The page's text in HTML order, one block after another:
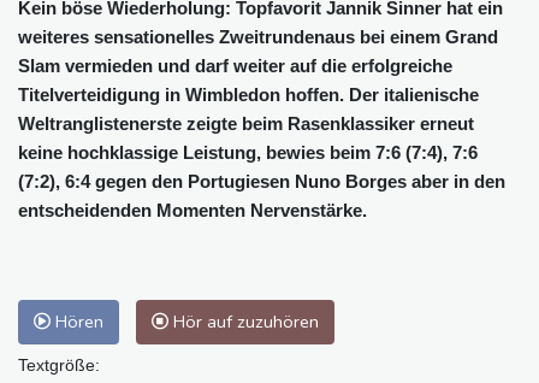
Kein böse Wiederholung: Topfavorit Jannik Sinner hat ein
weiteres sensationelles Zweitrundenaus bei einem Grand
Slam vermieden und darf weiter auf die erfolgreiche
Titelverteidigung in Wimbledon hoffen. Der italienische
Weltranglistenerste zeigte beim Rasenklassiker erneut
keine hochklassige Leistung, bewies beim 7:6 (7:4), 7:6
(7:2), 6:4 gegen den Portugiesen Nuno Borges aber in den
entscheidenden Momenten Nervenstärke.
Hören Hör auf zuzuhören
Textgröße: